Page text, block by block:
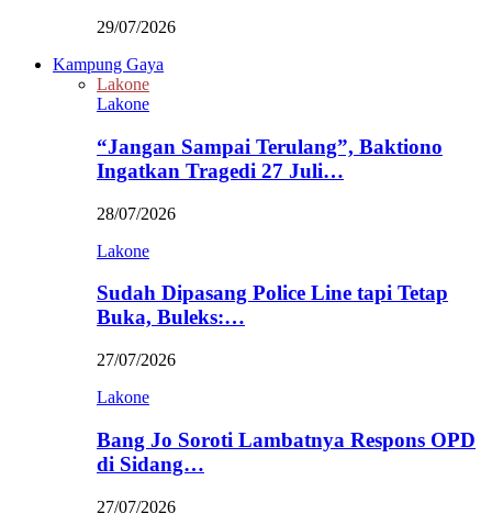
29/07/2026
Kampung Gaya
Lakone
Lakone
“Jangan Sampai Terulang”, Baktiono
Ingatkan Tragedi 27 Juli…
28/07/2026
Lakone
Sudah Dipasang Police Line tapi Tetap
Buka, Buleks:…
27/07/2026
Lakone
Bang Jo Soroti Lambatnya Respons OPD
di Sidang…
27/07/2026